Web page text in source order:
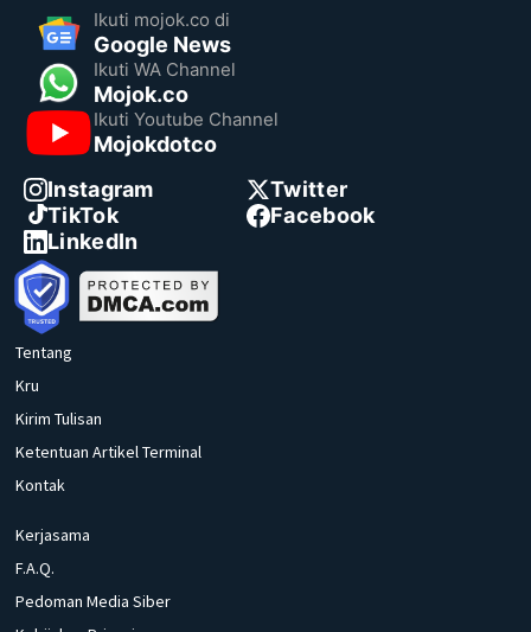
Ikuti mojok.co di
Google News
Ikuti WA Channel
Mojok.co
Ikuti Youtube Channel
Mojokdotco
Instagram
Twitter
TikTok
Facebook
LinkedIn
Tentang
Kru
Kirim Tulisan
Ketentuan Artikel Terminal
Kontak
Kerjasama
F.A.Q.
Pedoman Media Siber